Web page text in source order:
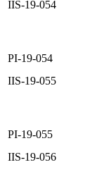
IIS-19-054
PI-19-054
IIS-19-055
PI-19-055
IIS-19-056